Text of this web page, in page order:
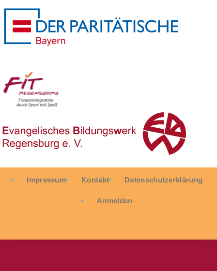
User
Impressum Kontakt Datenschutzerklärung
Anmelden